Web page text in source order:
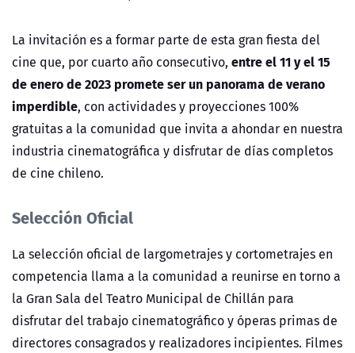
La invitación es a formar parte de esta gran fiesta del
cine que, por cuarto año consecutivo, entre el 11 y el 15
de enero de 2023 promete ser un panorama de verano
imperdible, con actividades y proyecciones 100%
gratuitas a la comunidad que invita a ahondar en nuestra
industria cinematográfica y disfrutar de días completos
de cine chileno.
Selección Oficial
La selección oficial de largometrajes y cortometrajes en
competencia llama a la comunidad a reunirse en torno a
la Gran Sala del Teatro Municipal de Chillán para
disfrutar del trabajo cinematográfico y óperas primas de
directores consagrados y realizadores incipientes. Filmes